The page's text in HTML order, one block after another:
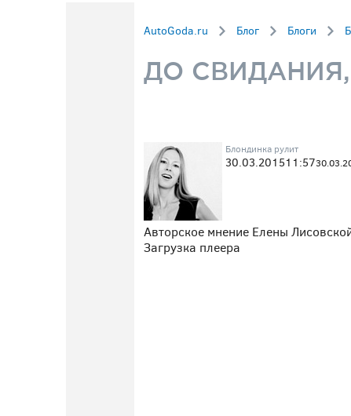
AutoGoda.ru Блог Блоги
ДО
Блондинка рулит
30.03.201511:57
Авторское мнение Елены
Загрузка плеера